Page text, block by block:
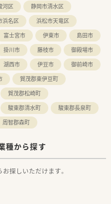
河区
静岡市清水区
浜名区
浜松市天竜区
富士宮市 伊東市
島田市
掛川市 藤枝市
御殿場市
湖西市 伊豆市
御前崎市
賀茂郡東伊豆町
賀茂郡松崎町
駿東郡清水町
駿東郡長泉町
周智郡森町
種から探す
探しいただけます。